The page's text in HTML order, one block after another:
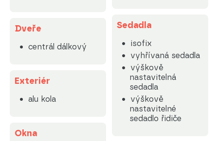
Dveře
centrál dálkový
Exteriér
alu kola
Okna
Sedadla
isofix
vyhřívaná sedadla
výškově
nastavitelná
sedadla
výškově
nastavitelné
sedadlo řidiče